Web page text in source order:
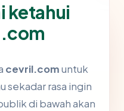
ketahui
cevril.comuntuk
sekadar rasa ingin
di bawah akan